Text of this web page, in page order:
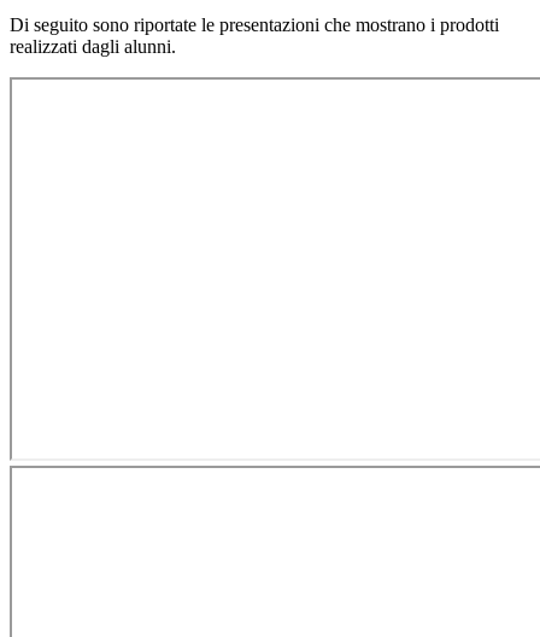
Di seguito sono riportate le presentazioni che mostrano i prodotti
realizzati dagli alunni.